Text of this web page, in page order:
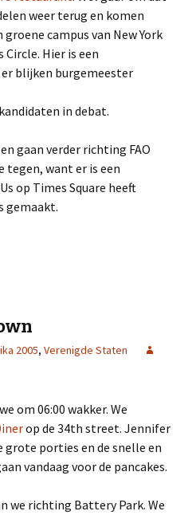
weer terug en komen
campus van New York
Circle. Hier is een
blijken burgemeester
in debat.
gaan verder richting FAO
tegen, want er is een
op Times Square heeft
gemaakt.
2005, Verenigde Staten
om 06:00 wakker. We
op de 34th street. Jennifer
grote porties en de snelle en
vandaag voor de pancakes.
we richting Battery Park. We